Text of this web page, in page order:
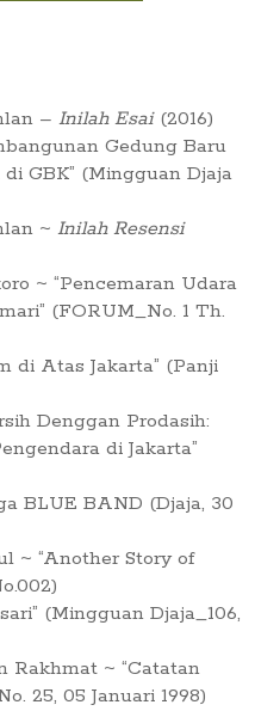
– Inilah Esai(2016)
Gedung Baru
GBK” (Mingguan Djaja
~ Inilah Resensi
~ “Pencemaran Udara
(FORUM_No. 1 Th.
di Atas Jakarta” (Panji
Denggan Prodasih:
di Jakarta”
BLUE BAND (Djaja, 30
~ “Another Story of
(Mingguan Djaja_106,
Rakhmat ~ “Catatan
25, 05 Januari 1998)